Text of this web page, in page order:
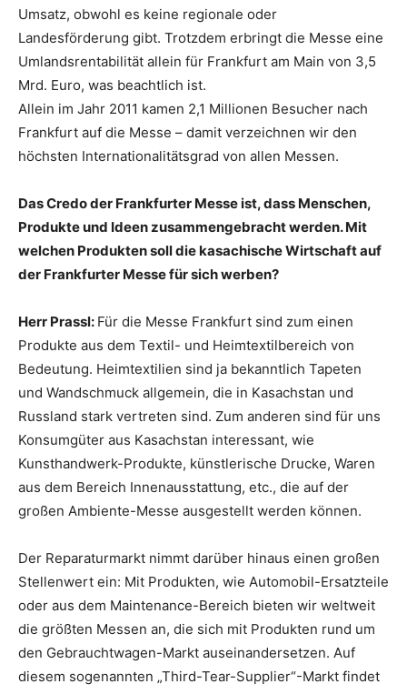
Umsatz, obwohl es keine regionale oder
Landesförderung gibt. Trotzdem erbringt die Messe eine
Umlandsrentabilität allein für Frankfurt am Main von 3,5
Mrd. Euro, was beachtlich ist.
Allein im Jahr 2011 kamen 2,1 Millionen Besucher nach
Frankfurt auf die Messe – damit verzeichnen wir den
höchsten Internationalitätsgrad von allen Messen.
Das Credo der Frankfurter Messe ist, dass Menschen,
Produkte und Ideen zusammengebracht werden. Mit
welchen Produkten soll die kasachische Wirtschaft auf
der Frankfurter Messe für sich werben?
Herr Prassl: Für die Messe Frankfurt sind zum einen
Produkte aus dem Textil- und Heimtextilbereich von
Bedeutung. Heimtextilien sind ja bekanntlich Tapeten
und Wandschmuck allgemein, die in Kasachstan und
Russland stark vertreten sind. Zum anderen sind für uns
Konsumgüter aus Kasachstan interessant, wie
Kunsthandwerk-Produkte, künstlerische Drucke, Waren
aus dem Bereich Innenausstattung, etc., die auf der
großen Ambiente-Messe ausgestellt werden können.
Der Reparaturmarkt nimmt darüber hinaus einen großen
Stellenwert ein: Mit Produkten, wie Automobil-Ersatzteile
oder aus dem Maintenance-Bereich bieten wir weltweit
die größten Messen an, die sich mit Produkten rund um
den Gebrauchtwagen-Markt auseinandersetzen. Auf
diesem sogenannten „Third-Tear-Supplier“-Markt findet